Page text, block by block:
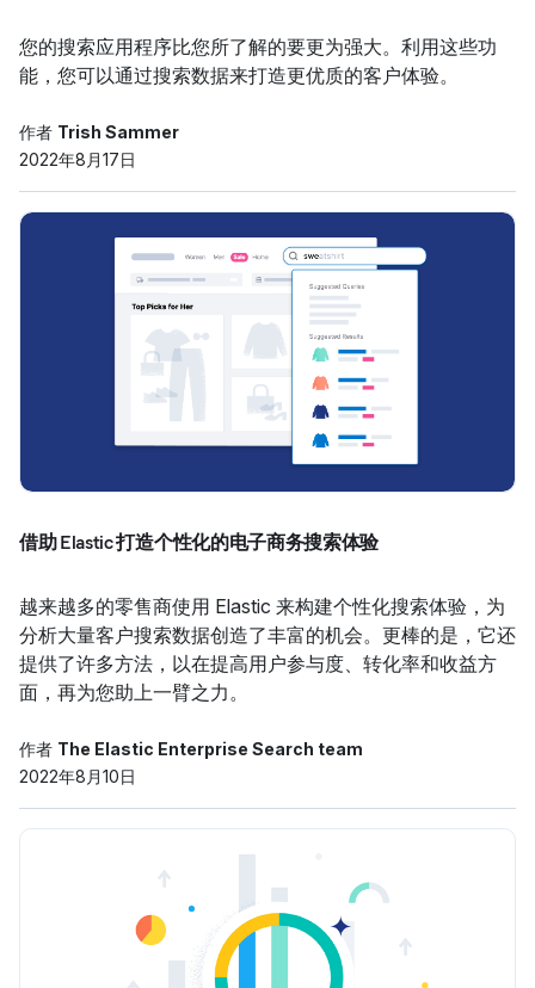
您的搜索应用程序比您所了解的要更为强大。利用这些功
能，您可以通过搜索数据来打造更优质的客户体验。
作者 Trish Sammer
2022年8月17日
借助 Elastic 打造个性化的电子商务搜索体验
越来越多的零售商使用 Elastic 来构建个性化搜索体验，为
分析大量客户搜索数据创造了丰富的机会。更棒的是，它还
提供了许多方法，以在提高用户参与度、转化率和收益方
面，再为您助上一臂之力。
作者 The Elastic Enterprise Search team
2022年8月10日